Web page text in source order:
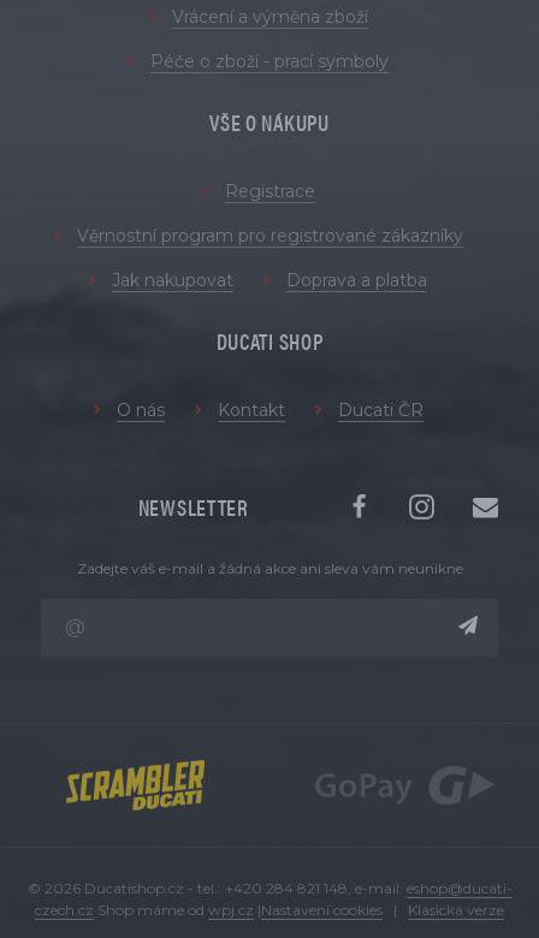
Vrácení a výměna zboží
Péče o zboží - prací symboly
VŠE O NÁKUPU
Registrace
Věrnostní program pro registrované zákazníky
Jak nakupovat Doprava a platba
DUCATI SHOP
O nás Kontakt Ducati ČR
NEWSLETTER
Zadejte váš e-mail a žádná akce ani sleva vám neunikne
© 2026 Ducatishop.cz - tel.: +420 284 821 148, e-mail: eshop@ducati-
czech.cz Shop máme od wpj.cz |Nastavení cookies | Klasická verze